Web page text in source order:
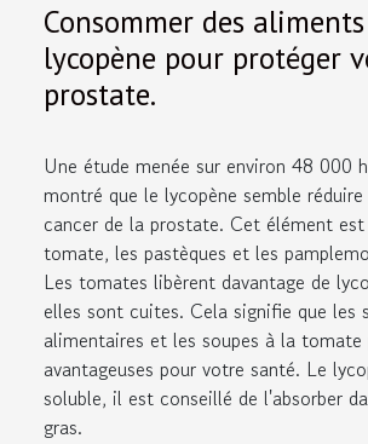
Consommer des
lycopène pour protéger
prostate.
Une étude menée sur environ 48 000
montré que le lycopène semble
cancer de la prostate. Cet élément
tomate, les pastèques et les
Les tomates libèrent davantage de
elles sont cuites. Cela signifie que les
alimentaires et les soupes à la tomate
avantageuses pour votre santé. Le
soluble, il est conseillé de l'absorber
gras.